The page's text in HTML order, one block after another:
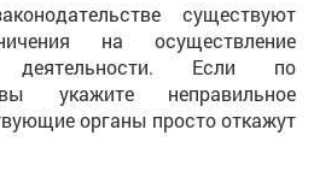
существуют
на осуществление
деятельности. Если по
укажите неправильное
органы просто откажут